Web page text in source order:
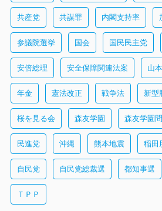
共産党 共謀罪 内閣支持率
参議院選挙 国会 国民民主党
安倍総理 安全保障関連法案 山
年金 憲法改正 戦争法 新型
桜を見る会 森友学園 森友学園
民進党 沖縄 熊本地震 稲田
自民党 自民党総裁選 都知事選
ＴＰＰ